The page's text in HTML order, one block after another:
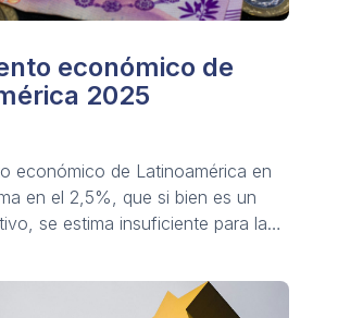
económico de
2025
económico de Latinoamérica en
en el 2,5%, que si bien es un
se estima insuficiente para la